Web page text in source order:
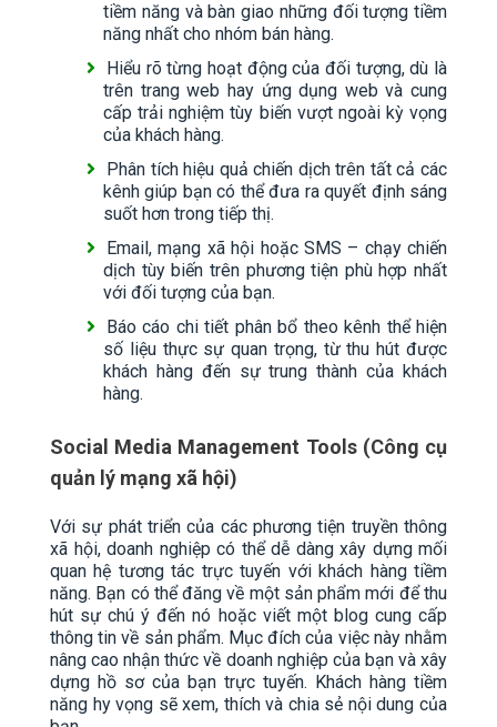
tiềm năng và bàn giao những đối tượng tiềm
năng nhất cho nhóm bán hàng.
Hiểu rõ từng hoạt động của đối tượng, dù là
trên trang web hay ứng dụng web và cung
cấp trải nghiệm tùy biến vượt ngoài kỳ vọng
của khách hàng.
Phân tích hiệu quả chiến dịch trên tất cả các
kênh giúp bạn có thể đưa ra quyết định sáng
suốt hơn trong tiếp thị.
Email, mạng xã hội hoặc SMS – chạy chiến
dịch tùy biến trên phương tiện phù hợp nhất
với đối tượng của bạn.
Báo cáo chi tiết phân bổ theo kênh thể hiện
số liệu thực sự quan trọng, từ thu hút được
khách hàng đến sự trung thành của khách
hàng.
Social Media Management Tools (Công cụ
quản lý mạng xã hội)
Với sự phát triển của các phương tiện truyền thông
xã hội, doanh nghiệp có thể dễ dàng xây dựng mối
quan hệ tương tác trực tuyến với khách hàng tiềm
năng. Bạn có thể đăng về một sản phẩm mới để thu
hút sự chú ý đến nó hoặc viết một blog cung cấp
thông tin về sản phẩm. Mục đích của việc này nhằm
nâng cao nhận thức về doanh nghiệp của bạn và xây
dựng hồ sơ của bạn trực tuyến. Khách hàng tiềm
năng hy vọng sẽ xem, thích và chia sẻ nội dung của